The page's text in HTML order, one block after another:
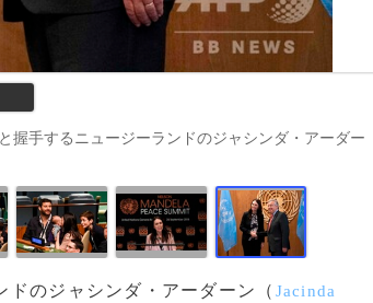
握手するニュージーランドのジャシンダ・アーダー
ドのジャシンダ・アーダーン（ Jacinda